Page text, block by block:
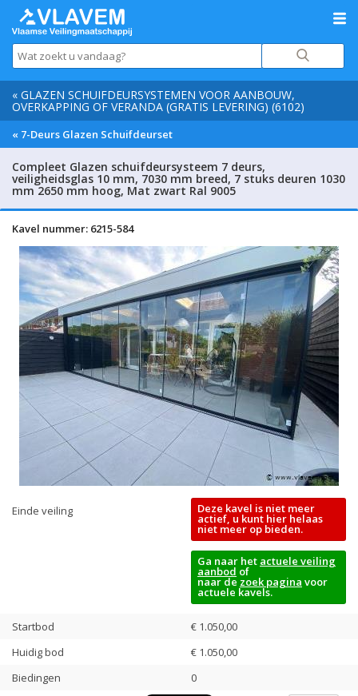
« GLAZEN SCHUIFDEURSYSTEMEN VOOR AANBOUW,
OVERKAPPING OF VERANDA (GRATIS LEVERING) (6102)
« 7-Deurs Glazen Schuifdeurset
Compleet Glazen schuifdeursysteem 7 deurs,
veiligheidsglas 10 mm, 7030 mm breed, 7 stuks deuren 1030
mm 2650 mm hoog, Mat zwart Ral 9005
Kavel nummer: 6215-584
Einde veiling Deze kavel is niet meer
actief, u kunt hier helaas
niet meer op bieden.
Ga naar het actuele veiling
aanbod of
naar de zoek pagina voor
actuele kavels.
Startbod
€ 1.050,00
Huidig bod
€ 1.050,00
Biedingen
0